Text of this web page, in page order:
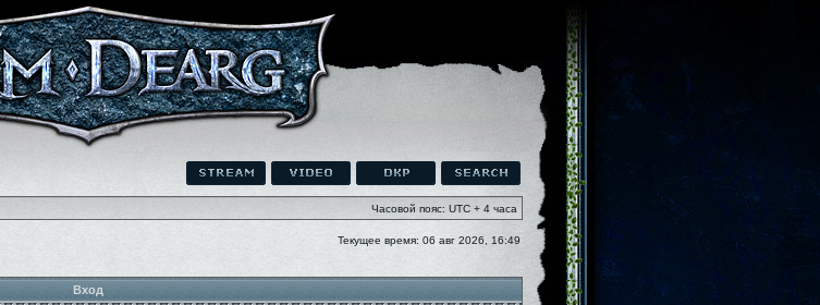
Часовой пояс: UTC + 4 часа
Текущее время: 06 авг 2026, 16:49
Вход